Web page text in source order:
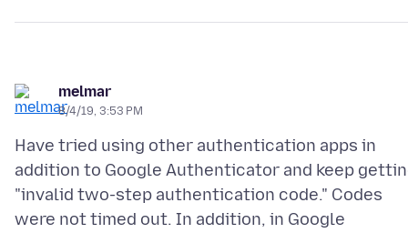
melmar
8/4/19, 3:53 PM
Have tried using other authentication apps in
addition to Google Authenticator and keep
"invalid two-step authentication code." Codes
were not timed out. In addition, in Google